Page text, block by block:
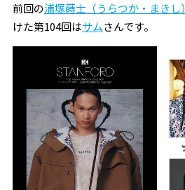
前回の浦塚蒔士（うらつか・まきし）
けた第104回はサムさんです。